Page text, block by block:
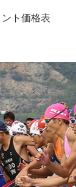
ト価格表